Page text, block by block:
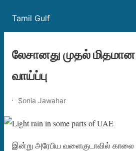
Tamil Gulf
லேசானது முதல்
வாய்ப்பு
Sonia Jawahar
இன்று அரேபிய வளைகுடாவில்